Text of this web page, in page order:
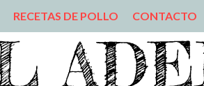
RECETAS DE POLLO CONTACTO